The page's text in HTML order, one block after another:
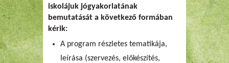
iskolájuk jógyakorlatának
bemutatását a következő formában
kérik:
A program részletes tematikája,
leírása (szervezés, előkészítés,